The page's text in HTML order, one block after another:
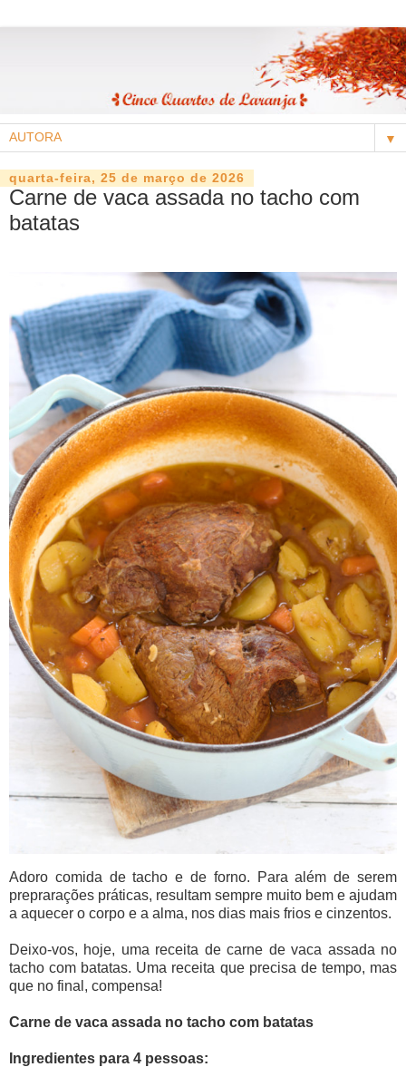
▼
quarta-feira, 25 de março de 2026
Carne de vaca assada no tacho com
batatas
Adoro comida de tacho e de forno. Para além de serem
preprarações práticas, resultam sempre muito bem e ajudam
a aquecer o corpo e a alma, nos dias mais frios e cinzentos.
Deixo-vos, hoje, uma receita de carne de vaca assada no
tacho com batatas. Uma receita que precisa de tempo, mas
que no final, compensa!
Carne de vaca assada no tacho com batatas
Ingredientes para 4 pessoas: